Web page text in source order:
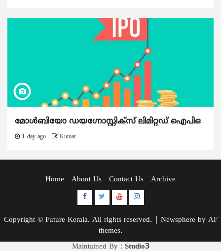
മോൾബിയോ ഡയഗ്നോസ്റ്റിക്സ് ലിമിറ്റഡ് ഐപിഒ
1 day ago Kumar
Home About Us Contact Us Archive
Facebook
TwitterYoutubeInstagram
Copyright © Future Kerala. All rights reserved. Newsphere by AF
themes.
Maintained By : Studio3